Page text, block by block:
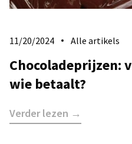
11/20/2024 Alle artikels
Chocoladeprijzen:
wie betaalt?
Verder lezen →